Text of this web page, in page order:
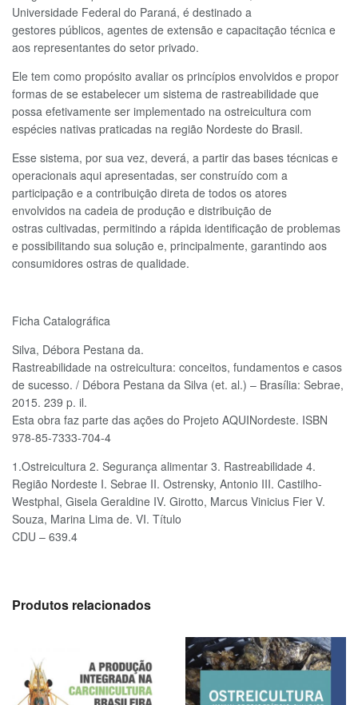
Universidade Federal do Paraná, é destinado a
gestores públicos, agentes de extensão e capacitação técnica e
aos representantes do setor privado.
Ele tem como propósito avaliar os princípios envolvidos e propor
formas de se estabelecer um sistema de rastreabilidade que
possa efetivamente ser implementado na ostreicultura com
espécies nativas praticadas na região Nordeste do Brasil.
Esse sistema, por sua vez, deverá, a partir das bases técnicas e
operacionais aqui apresentadas, ser construído com a
participação e a contribuição direta de todos os atores
envolvidos na cadeia de produção e distribuição de
ostras cultivadas, permitindo a rápida identificação de problemas
e possibilitando sua solução e, principalmente, garantindo aos
consumidores ostras de qualidade.
Ficha Catalográfica
Silva, Débora Pestana da.
Rastreabilidade na ostreicultura: conceitos, fundamentos e casos
de sucesso. / Débora Pestana da Silva (et. al.) – Brasília: Sebrae,
2015. 239 p. il.
Esta obra faz parte das ações do Projeto AQUINordeste. ISBN
978-85-7333-704-4
1.Ostreicultura 2. Segurança alimentar 3. Rastreabilidade 4.
Região Nordeste I. Sebrae II. Ostrensky, Antonio III. Castilho-
Westphal, Gisela Geraldine IV. Girotto, Marcus Vinicius Fier V.
Souza, Marina Lima de. VI. Título
CDU – 639.4
Produtos relacionados